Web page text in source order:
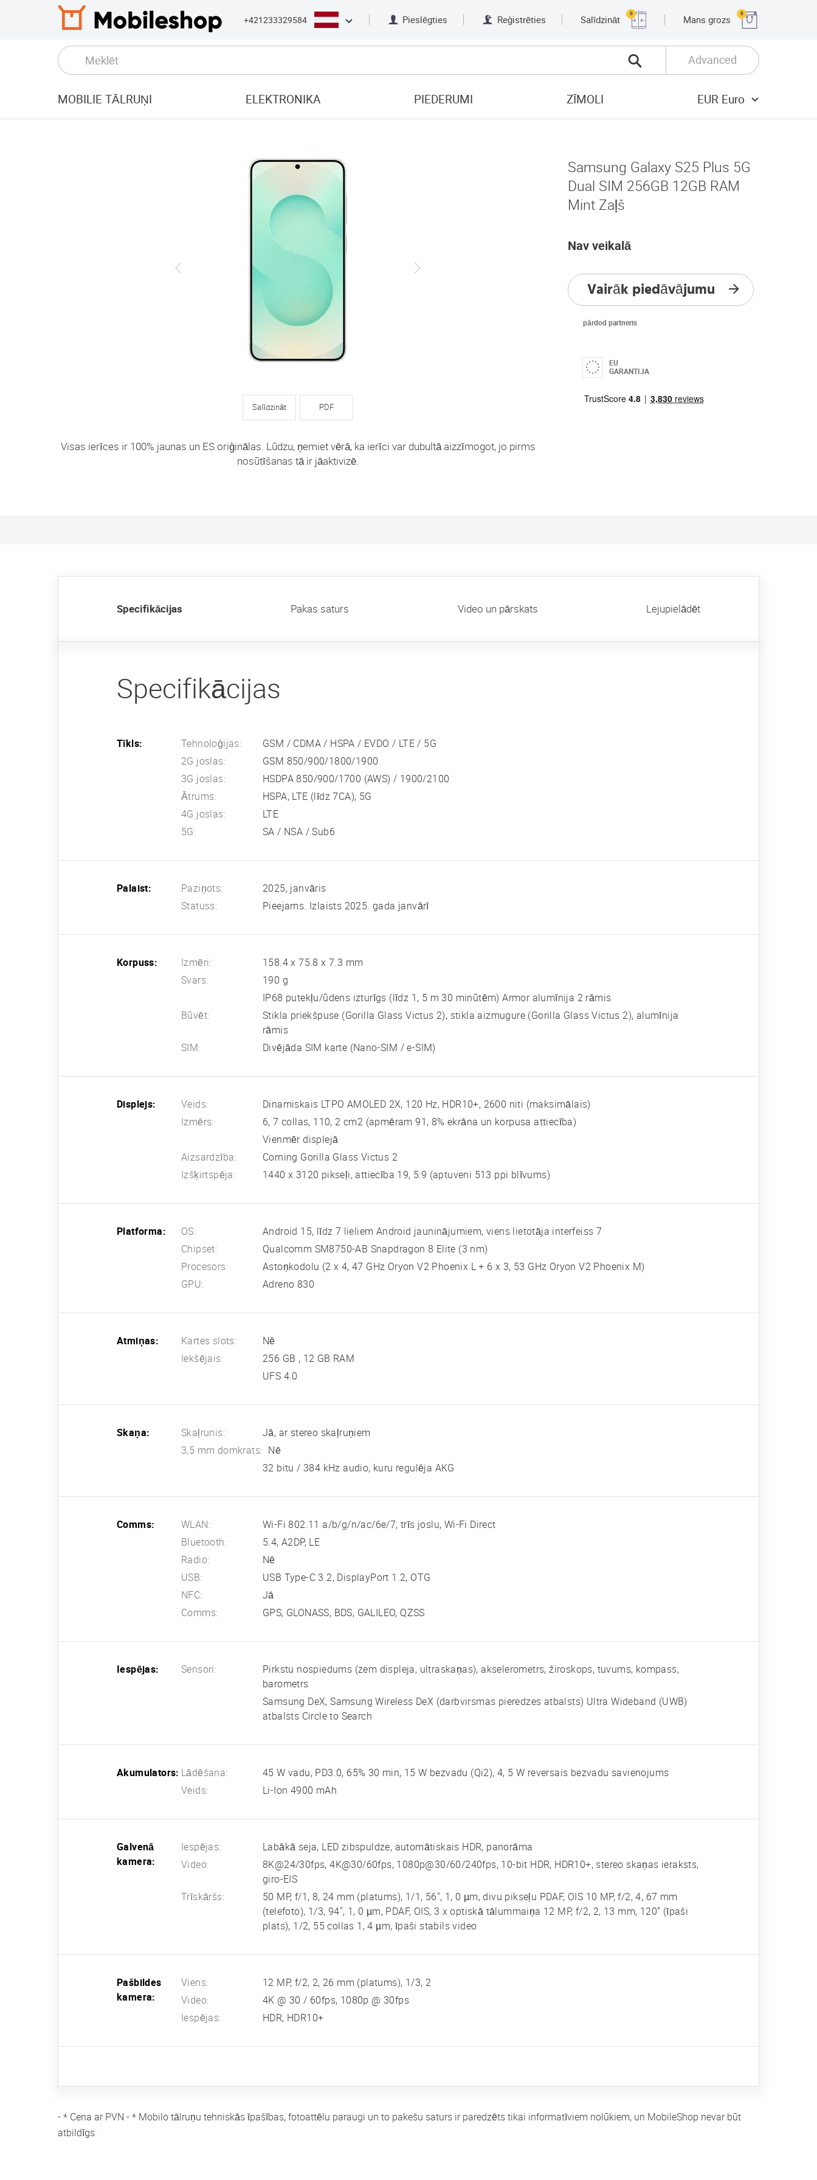
+421233329584 Pieslēgties Reģistrēties Salīdzināt
0
Mans grozs
0
Advanced
MOBILIE TĀLRUŅI ELEKTRONIKA PIEDERUMI ZĪMOLI EUR Euro
Salīdzināt PDF
Visas ierīces ir 100% jaunas un ES oriģinālas. Lūdzu, ņemiet vērā, ka ierīci var dubultā aizzīmogot, jo pirms
nosūtīšanas tā ir jāaktivizē.
Samsung Galaxy S25 Plus 5G
Dual SIM 256GB 12GB RAM
Mint Zaļš
Nav veikalā
Vairāk piedāvājumu
pārdod partneris
EU
GARANTIJA
Specifikācijas Pakas saturs Video un pārskats Lejupielādēt
Specifikācijas
Tīkls: Tehnoloģijas:
GSM / CDMA / HSPA / EVDO / LTE / 5G
2G joslas:
GSM 850/900/1800/1900
3G joslas:
HSDPA 850/900/1700 (AWS) / 1900/2100
Ātrums:
HSPA, LTE (līdz 7CA), 5G
4G joslas:
LTE
5G:
SA / NSA / Sub6
Palaist: Paziņots:
2025, janvāris
Statuss:
Pieejams. Izlaists 2025. gada janvārī
Korpuss: Izmēri:
158.4 x 75.8 x 7.3 mm
Svars:
190 g
IP68 putekļu/ūdens izturīgs (līdz 1, 5 m 30 minūtēm) Armor alumīnija 2 rāmis
Būvēt:
Stikla priekšpuse (Gorilla Glass Victus 2), stikla aizmugure (Gorilla Glass Victus 2), alumīnija
rāmis
SIM:
Divējāda SIM karte (Nano-SIM / e-SIM)
Displejs: Veids:
Dinamiskais LTPO AMOLED 2X, 120 Hz, HDR10+, 2600 niti (maksimālais)
Izmērs:
6, 7 collas, 110, 2 cm2 (apmēram 91, 8% ekrāna un korpusa attiecība)
Vienmēr displejā
Aizsardzība:
Corning Gorilla Glass Victus 2
Izšķirtspēja:
1440 x 3120 pikseļi, attiecība 19, 5:9 (aptuveni 513 ppi blīvums)
Platforma: OS:
Android 15, līdz 7 lieliem Android jauninājumiem, viens lietotāja interfeiss 7
Chipset:
Qualcomm SM8750-AB Snapdragon 8 Elite (3 nm)
Procesors:
Astoņkodolu (2 x 4, 47 GHz Oryon V2 Phoenix L + 6 x 3, 53 GHz Oryon V2 Phoenix M)
GPU:
Adreno 830
Atmiņas: Kartes slots:
Nē
Iekšējais:
256 GB , 12 GB RAM
UFS 4.0
Skaņa: Skaļrunis:
Jā, ar stereo skaļruņiem
3,5 mm domkrats: Nē
32 bitu / 384 kHz audio, kuru regulēja AKG
Comms: WLAN:
Wi-Fi 802.11 a/b/g/n/ac/6e/7, trīs joslu, Wi-Fi Direct
Bluetooth:
5.4, A2DP, LE
Radio:
Nē
USB:
USB Type-C 3.2, DisplayPort 1.2, OTG
NFC:
Jā
Comms:
GPS, GLONASS, BDS, GALILEO, QZSS
Iespējas: Sensori:
Pirkstu nospiedums (zem displeja, ultraskaņas), akselerometrs, žiroskops, tuvums, kompass,
barometrs
Samsung DeX, Samsung Wireless DeX (darbvirsmas pieredzes atbalsts) Ultra Wideband (UWB)
atbalsts Circle to Search
Akumulators: Lādēšana:
45 W vadu, PD3.0, 65% 30 min, 15 W bezvadu (Qi2), 4, 5 W reversais bezvadu savienojums
Veids:
Li-Ion 4900 mAh
Galvenā
kamera:
Iespējas:
Labākā seja, LED zibspuldze, automātiskais HDR, panorāma
Video:
8K@24/30fps, 4K@30/60fps, 1080p@30/60/240fps, 10-bit HDR, HDR10+, stereo skaņas ieraksts,
giro-EIS
Trīskāršs:
50 MP, f/1, 8, 24 mm (platums), 1/1, 56", 1, 0 µm, divu pikseļu PDAF, OIS 10 MP, f/2, 4, 67 mm
(telefoto), 1/3, 94", 1, 0 µm, PDAF, OIS, 3 x optiskā tālummaiņa 12 MP, f/2, 2, 13 mm, 120˚ (īpaši
plats), 1/2, 55 collas 1, 4 µm, īpaši stabils video
Pašbildes
kamera:
Viens:
12 MP, f/2, 2, 26 mm (platums), 1/3, 2
Video:
4K @ 30 / 60fps, 1080p @ 30fps
Iespējas:
HDR, HDR10+
- * Cena ar PVN - * Mobilo tālruņu tehniskās īpašības, fotoattēlu paraugi un to pakešu saturs ir paredzēts tikai informatīviem nolūkiem, un MobileShop nevar būt
atbildīgs.